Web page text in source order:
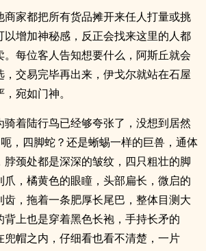
商家都把所有货品摊开来任人打量或挑
以增加神秘感，反正会找来这里的人都
每位客人告知想要什么，阿斯丘就会
交易完毕再出来，伊戈尔就站在石屋
宛如门神。
骑着陆行鸟已经够夸张了，没想到居然
，四脚蛇？还是蜥蜴一样的巨兽，通体
颈处都是深深的皱纹，四只粗壮的脚
，橘黄色的眼瞳，头部扁长，微启的
，拖着一条肥厚长尾巴，整体目测大
上也是穿着黑色长袍，手持长矛的
兜帽之内，仔细看也看不清楚，一片